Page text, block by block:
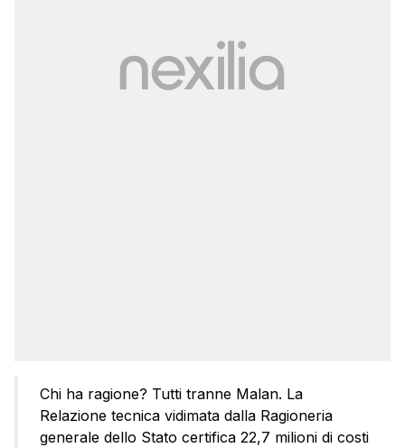
Chi ha ragione? Tutti tranne Malan. La
Relazione tecnica vidimata dalla Ragioneria
generale dello Stato certifica 22,7 milioni di costi